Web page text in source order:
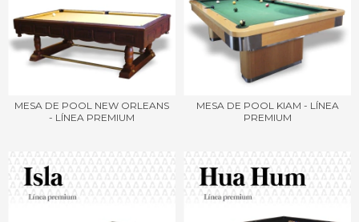
MESA DE POOL NEW ORLEANS
- LÍNEA PREMIUM
MESA DE POOL KIAM - LÍNEA
PREMIUM